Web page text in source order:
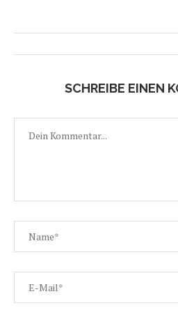
SCHREIBE EINEN